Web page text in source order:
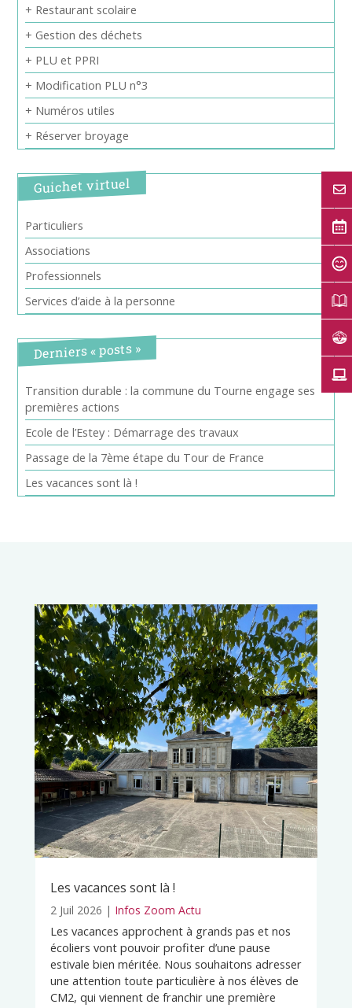
+ Restaurant scolaire
+ Gestion des déchets
+ PLU et PPRI
+ Modification PLU n°3
+ Numéros utiles
+ Réserver broyage
Guichet virtuel
Particuliers
Associations
Professionnels
Services d’aide à la personne
Derniers « posts »
Transition durable : la commune du Tourne engage ses
premières actions
Ecole de l’Estey : Démarrage des travaux
Passage de la 7ème étape du Tour de France
Les vacances sont là !
Les vacances sont là !
2 Juil 2026 | Infos Zoom Actu
Les vacances approchent à grands pas et nos
écoliers vont pouvoir profiter d’une pause
estivale bien méritée. Nous souhaitons adresser
une attention toute particulière à nos élèves de
CM2, qui viennent de franchir une première